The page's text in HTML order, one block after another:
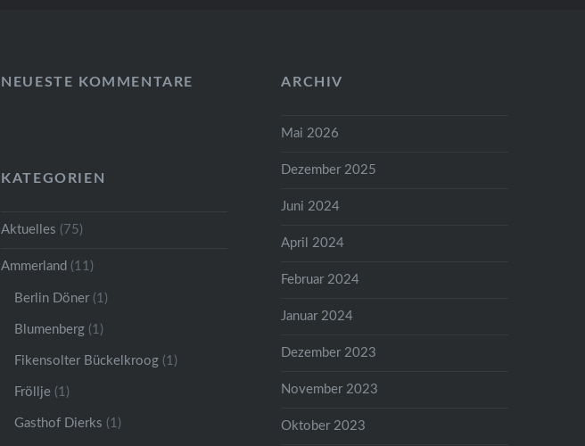
NEUESTE KOMMENTARE ARCHIV
Mai 2026
Dezember 2025
Juni 2024
April 2024
Februar 2024
Januar 2024
Dezember 2023
November 2023
Oktober 2023
KATEGORIEN
Aktuelles (75)
Ammerland (11)
Berlin Döner(1)
Blumenberg (1)
Fikensolter Bückelkroog (1)
Fröllje (1)
Gasthof Dierks (1)